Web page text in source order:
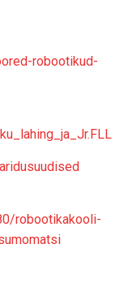
robootikud-
robootikakooli-